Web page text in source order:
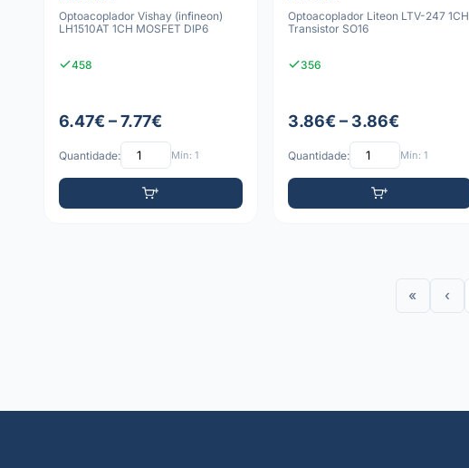
Optoacoplador Vishay (infineon)
LH1510AT 1CH MOSFET DIP6
458
6.47€ – 7.77€
Quantidade: Mín: 1
Optoacoplador Liteon LTV-247 1CH
Transistor SO16
356
3.86€ – 3.86€
Quantidade: Mín: 1
« ‹